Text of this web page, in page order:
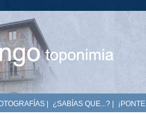
¿SABÍAS QUE...?